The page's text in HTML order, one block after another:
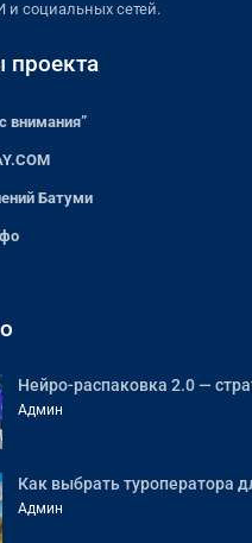
и социальных сетей.
проекта
внимания”
Батуми
Нейро-распаковка 2.0 —
Админ
Как выбрать туроператора
Админ